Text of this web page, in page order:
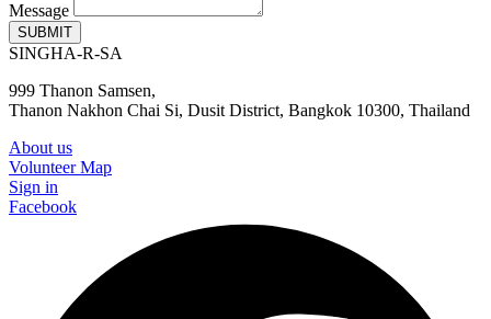
Message
SUBMIT
SINGHA-R-SA
999 Thanon Samsen,
Thanon Nakhon Chai Si, Dusit District, Bangkok 10300, Thailand
About us
Volunteer Map
Sign in
Facebook